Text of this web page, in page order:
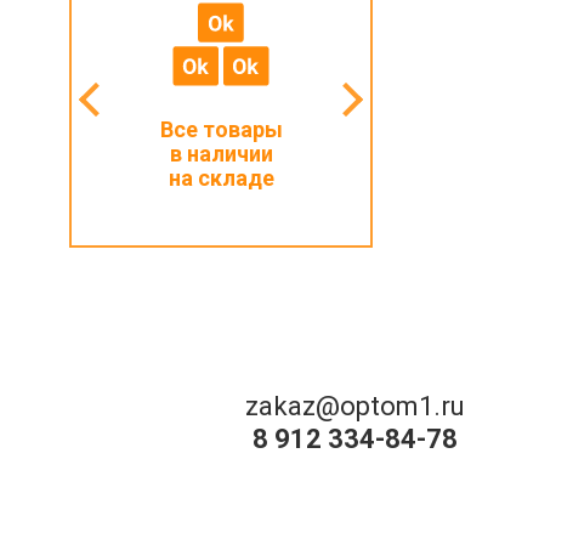
Все товары
в наличии
на складе
zakaz@optom1.ru
8 912 334-84-78